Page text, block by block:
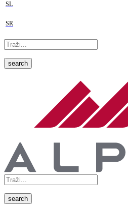
SL
SR
search
search